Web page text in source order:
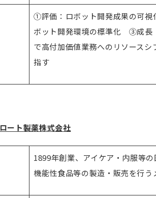
①評価：ロボット開発成果の可
ボット開発環境の標準化 ③成長
で高付加価値業務へのリソース
指す
ロート製薬株式会社
1899年創業、アイケア・内服等
機能性食品等の製造・販売を行う